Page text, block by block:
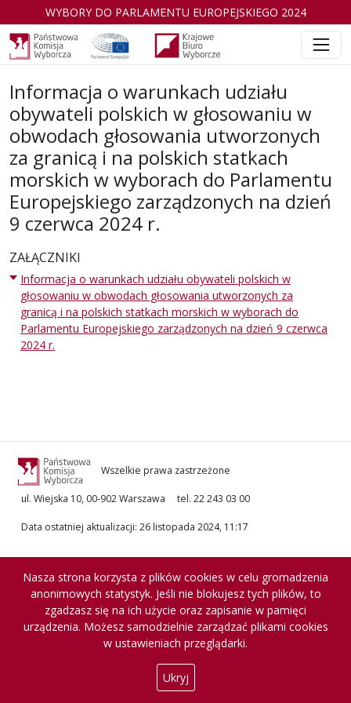
WYBORY DO PARLAMENTU EUROPEJSKIEGO 2024
Informacja o warunkach udziału
obywateli polskich w głosowaniu w
obwodach głosowania utworzonych
za granicą i na polskich statkach
morskich w wyborach do Parlamentu
Europejskiego zarządzonych na dzień
9 czerwca 2024 r.
ZAŁĄCZNIKI
Informacja o warunkach udziału obywateli polskich w
głosowaniu w obwodach głosowania utworzonych za
granicą i na polskich statkach morskich w wyborach do
Parlamentu Europejskiego zarządzonych na dzień 9 czerwca
2024 r.
Wszelkie prawa zastrzeżone
ul. Wiejska 10, 00-902 Warszawa tel. 22 243 03 00
Data ostatniej aktualizacji: 26 listopada 2024, 11:17
Nasza strona korzysta z plików cookies w celu gromadzenia
anonimowych statystyk. Jeśli nie blokujesz tych plików, to
zgadzasz się na ich użycie oraz zapisanie w pamięci
urządzenia. Możesz samodzielnie zarządzać plikami cookies
w ustawieniach przeglądarki.
Ukryj